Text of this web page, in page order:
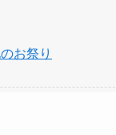
お祭り